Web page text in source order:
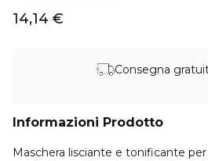
14,14 €
Consegna
Informazioni Prodotto
Maschera lisciante e tonificante